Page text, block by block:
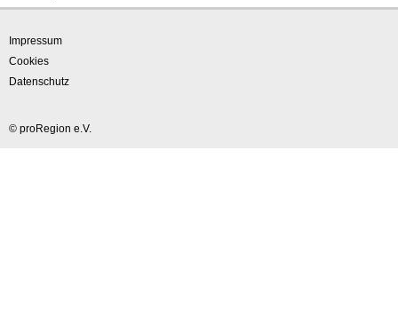
Impressum
Cookies
Datenschutz
© proRegion e.V.